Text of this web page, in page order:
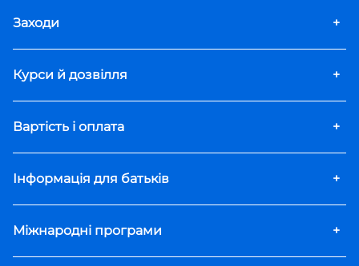
Заходи +
Курси й дозвілля +
Вартість і оплата +
Інформація для батьків +
Міжнародні програми +